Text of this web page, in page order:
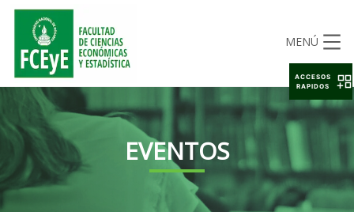
MENÚ
EVENTOS
ACCESOS
RAPIDOS